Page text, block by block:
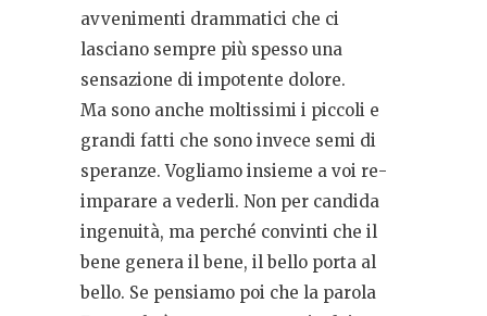
avvenimenti drammatici che ci
lasciano sempre più spesso una
sensazione di impotente dolore.
Ma sono anche moltissimi i piccoli e
grandi fatti che sono invece semi di
speranze. Vogliamo insieme a voi re-
imparare a vederli. Non per candida
ingenuità, ma perché convinti che il
bene genera il bene, il bello porta al
bello. Se pensiamo poi che la parola